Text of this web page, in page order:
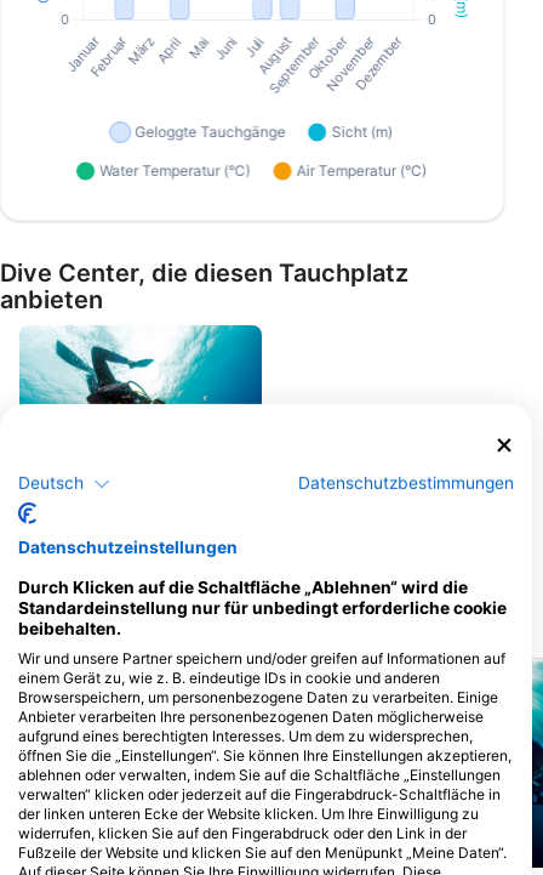
Dive Center, die diesen Tauchplatz
anbieten
Jerrys Dive Club Rasdhoo
Malediven
Tauchplätze in der Nähe
Mares, Janez Kranjc Mares
Deutsch Datenschutzbestimmungen
Datenschutzeinstellungen
Durch Klicken auf die Schaltfläche „Ablehnen“ wird die
Standardeinstellung nur für unbedingt erforderliche cookie
beibehalten.
Wir und unsere Partner speichern und/oder greifen auf Informationen auf
einem Gerät zu, wie z. B. eindeutige IDs in cookie und anderen
Browserspeichern, um personenbezogene Daten zu verarbeiten. Einige
Anbieter verarbeiten Ihre personenbezogenen Daten möglicherweise
aufgrund eines berechtigten Interesses. Um dem zu widersprechen,
öffnen Sie die „Einstellungen“. Sie können Ihre Einstellungen akzeptieren,
ablehnen oder verwalten, indem Sie auf die Schaltfläche „Einstellungen
verwalten“ klicken oder jederzeit auf die Fingerabdruck-Schaltfläche in
der linken unteren Ecke der Website klicken. Um Ihre Einwilligung zu
widerrufen, klicken Sie auf den Fingerabdruck oder den Link in der
Fußzeile der Website und klicken Sie auf den Menüpunkt „Meine Daten“.